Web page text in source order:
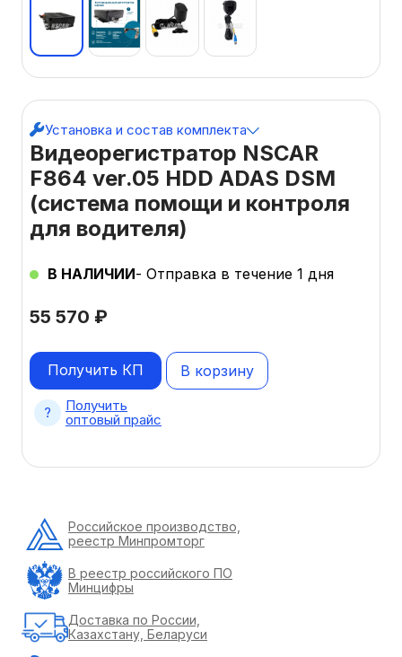
Видеорегистратор NSCAR
F864 ver.05 HDD ADAS DSM
(система помощи и контроля
для водителя)
55 570 ₽
В НАЛИЧИИ- Отправка в течение 1 дня
Установка и состав комплекта
В корзину
Получить КП
Получить
оптовый прайс
Российское производство,
реестр Минпромторг
В реестр российского ПО
Минцифры
Доставка по России,
Казахстану, Беларуси